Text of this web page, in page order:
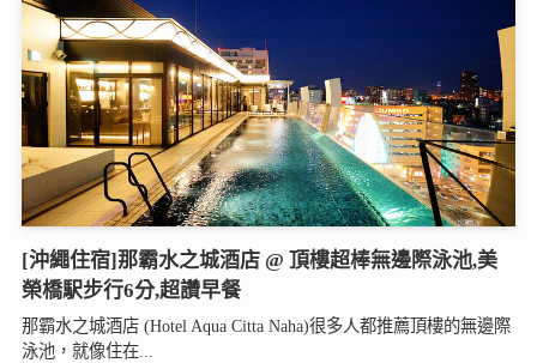
[沖繩住宿]那霸水之城酒店 @ 頂樓超棒無邊際泳池,美
榮橋駅步行6分,超讚早餐
那霸水之城酒店 (Hotel Aqua Citta Naha)很多人都推薦頂樓的無邊際
泳池，就像住在...